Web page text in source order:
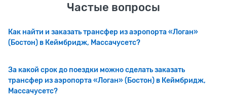
Частые вопросы
Как найти и заказать трансфер из аэропорта «Логан»
(Бостон) в Кеймбридж, Массачусетс?
За какой срок до поездки можно сделать заказать
трансфер из аэропорта «Логан» (Бостон) в Кеймбридж,
Массачусетс?